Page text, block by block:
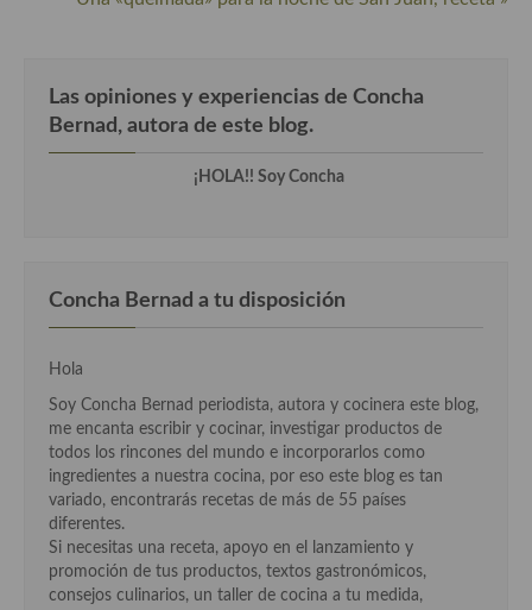
Cocina Riojana
Cocina Alemana
Cocina Belga
Cocina Britanica
Cocina Bulgara
Cocina Danesa
Cocina de la Republica Checa
Las opiniones y experiencias de Concha
Bernad, autora de este blog.
¡HOLA!! Soy Concha
Concha Bernad a tu disposición
Hola
Soy Concha Bernad periodista, autora y cocinera este blog,
me encanta escribir y cocinar, investigar productos de
todos los rincones del mundo e incorporarlos como
ingredientes a nuestra cocina, por eso este blog es tan
variado, encontrarás recetas de más de 55 países
diferentes.
Si necesitas una receta, apoyo en el lanzamiento y
promoción de tus productos, textos gastronómicos,
consejos culinarios, un taller de cocina a tu medida,